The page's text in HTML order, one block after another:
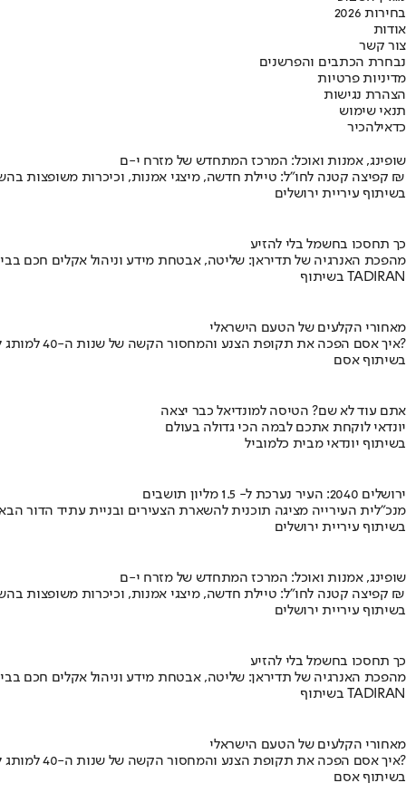
בחירות 2026
אודות
צור קשר
נבחרת הכתבים והפרשנים
מדיניות פרטיות
הצהרת נגישות
תנאי שימוש
כדאילהכיר
שופינג, אמנות ואוכל: המרכז המתחדש של מזרח י-ם
קפיצה קטנה לחו"ל: טיילת חדשה, מיצגי אמנות, וכיכרות משופצות בהשקעה של 100 מיליון ₪
בשיתוף עיריית ירושלים
כך תחסכו בחשמל בלי להזיע
מהפכת האנרגיה של תדיראן: שליטה, אבטחת מידע וניהול אקלים חכם
בשיתוף TADIRAN
מאחורי הקלעים של הטעם הישראלי
איך אסם הפכה את תקופת הצנע והמחסור הקשה של שנות ה-40 למותג לאומי?
בשיתוף אסם
אתם עוד לא שם? הטיסה למונדיאל כבר יצאה
יונדאי לוקחת אתכם לבמה הכי גדולה בעולם
בשיתוף יונדאי מבית כלמוביל
ירושלים 2040: העיר נערכת ל- 1.5 מליון תושבים
מנכ"לית העירייה מציגה תוכנית להשארת הצעירים ובניית עתיד הדור
בשיתוף עיריית ירושלים
שופינג, אמנות ואוכל: המרכז המתחדש של מזרח י-ם
קפיצה קטנה לחו"ל: טיילת חדשה, מיצגי אמנות, וכיכרות משופצות בהשקעה של 100 מיליון ₪
בשיתוף עיריית ירושלים
כך תחסכו בחשמל בלי להזיע
מהפכת האנרגיה של תדיראן: שליטה, אבטחת מידע וניהול אקלים חכם
בשיתוף TADIRAN
מאחורי הקלעים של הטעם הישראלי
איך אסם הפכה את תקופת הצנע והמחסור הקשה של שנות ה-40 למותג לאומי?
בשיתוף אסם